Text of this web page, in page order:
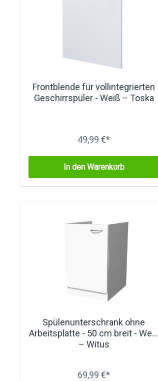
Frontblende für vollintegrierten
Geschirrspüler - Weiß – Toska
49,99 €*
In den Warenkorb
Spülenunterschrank ohne
Arbeitsplatte - 50 cm breit - Weiß
– Witus
69,99 €*